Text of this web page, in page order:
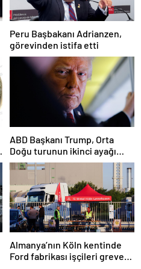
Peru Başbakanı Adrianzen,
görevinden istifa etti
ABD Başkanı Trump, Orta
Doğu turunun ikinci ayağı
Katar’da
Almanya’nın Köln kentinde
Ford fabrikası işçileri greve